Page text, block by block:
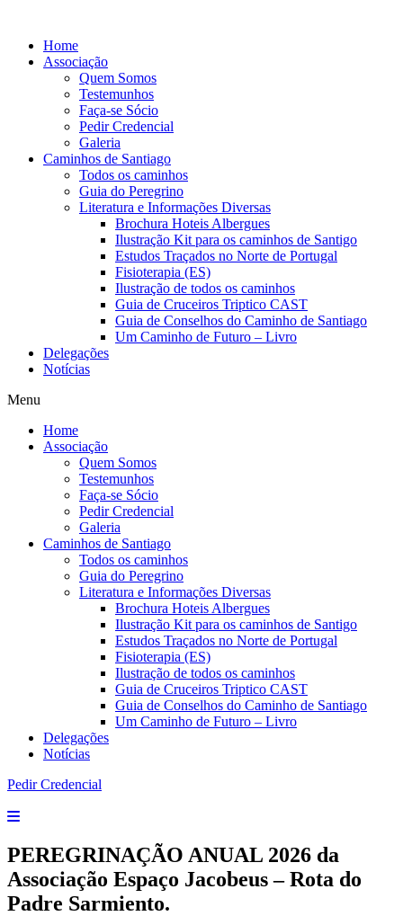
contentHome
Associação
Quem Somos
Testemunhos
Faça-se Sócio
Pedir Credencial
Galeria
Caminhos de Santiago
Todos os caminhos
Guia do Peregrino
Literatura e Informações Diversas
Brochura Hoteis Albergues
Ilustração Kit para os caminhos de Santigo
Estudos Traçados no Norte de Portugal
Fisioterapia (ES)
Ilustração de todos os caminhos
Guia de Cruceiros Triptico CAST
Guia de Conselhos do Caminho de Santiago
Um Caminho de Futuro – Livro
Delegações
Notícias
Menu
Home
Associação
Quem Somos
Testemunhos
Faça-se Sócio
Pedir Credencial
Galeria
Caminhos de Santiago
Todos os caminhos
Guia do Peregrino
Literatura e Informações Diversas
Brochura Hoteis Albergues
Ilustração Kit para os caminhos de Santigo
Estudos Traçados no Norte de Portugal
Fisioterapia (ES)
Ilustração de todos os caminhos
Guia de Cruceiros Triptico CAST
Guia de Conselhos do Caminho de Santiago
Um Caminho de Futuro – Livro
Delegações
Notícias
Pedir Credencial
PEREGRINAÇÃO ANUAL 2026 da
Associação Espaço Jacobeus – Rota do
Padre Sarmiento.